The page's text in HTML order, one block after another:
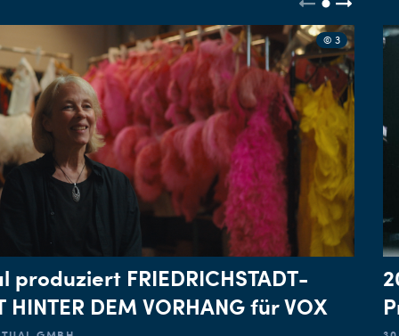
© 3
produziert FRIEDRICHSTADT-
HINTER DEM VORHANG für VOX